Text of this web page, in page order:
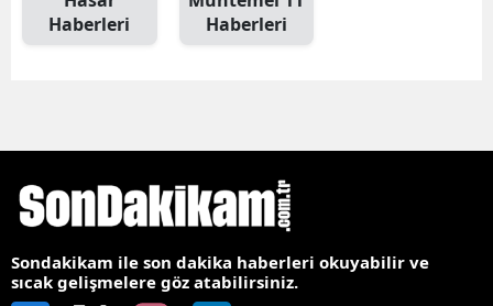
Haberleri
Haberleri
Sondakikam ile son dakika haberleri okuyabilir ve
sıcak gelişmelere göz atabilirsiniz.